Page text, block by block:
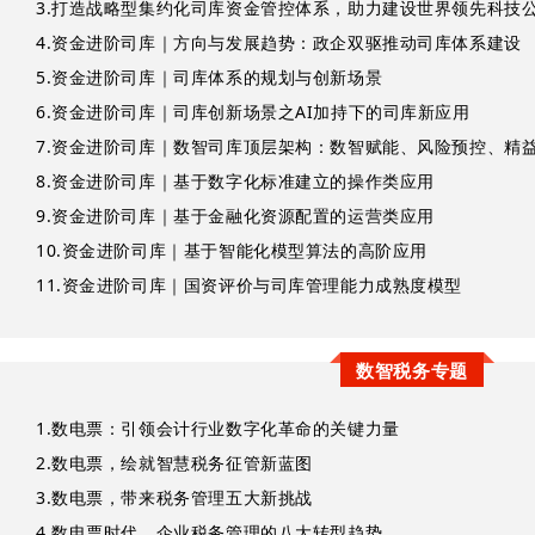
3.打造战略型集约化司库资金管控体系，助力建设世界领先科技
4.资金进阶司库｜方向与发展趋势：政企双驱推动司库体系建设
5.资金进阶司库｜司库体系的规划与创新场景
6.资金进阶司库｜司库创新场景之AI加持下的司库新应用
7.资金进阶司库｜数智司库顶层架构：数智赋能、风险预控、精
8.资金进阶司库｜基于数字化标准建立的操作类应用
9.资金进阶司库｜基于金融化资源配置的运营类应用
10.资金进阶司库｜基于智能化模型算法的高阶应用
11.资金进阶司库｜国资评价与司库管理能力成熟度模型
数智税务专题
1.数电票：引领会计行业数字化革命的关键力量
2.数电票，绘就智慧税务征管新蓝图
3.数电票，带来税务管理五大新挑战